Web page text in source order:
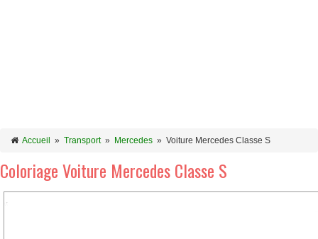
Accueil » Transport» Mercedes » Voiture Mercedes Classe S
Coloriage Voiture Mercedes Classe S